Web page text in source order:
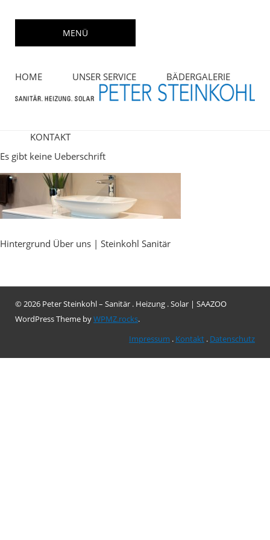
MENÜ
HOME UNSER SERVICE BÄDERGALERIE
KONTAKT
Es gibt keine Ueberschrift
Hintergrund Über uns | Steinkohl Sanitär
© 2026 Peter Steinkohl – Sanitär . Heizung . Solar | SAAZOO
WordPress Theme byWPMZ.rocks.
Impressum . Kontakt . Datenschutz